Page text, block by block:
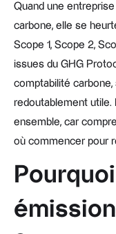
Quand une
carbone, elle se
Scope 1, Scope 2,
issues du GHG
comptabilité
redoutablement
ensemble, car
où commencer pour